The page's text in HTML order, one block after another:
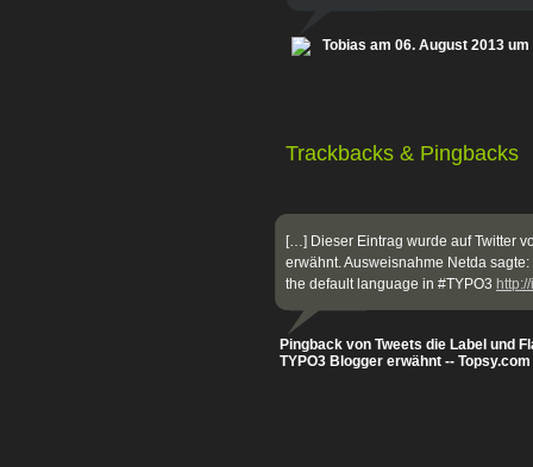
Tobias am 06. August 2013 um
Trackbacks & Pingbacks
[…] Dieser Eintrag wurde auf Twitter
erwähnt. Ausweisnahme Netda
the default language in #TYPO3
Pingback von Tweets die Label und
TYPO3 Blogger erwähnt --